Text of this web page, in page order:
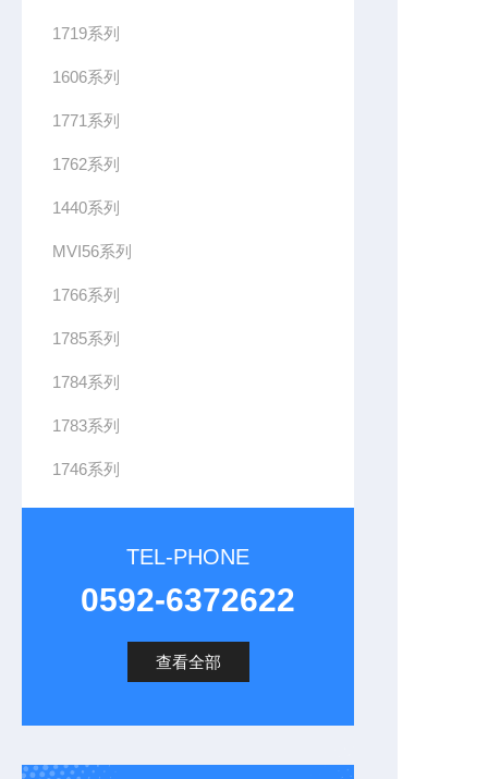
1719系列
1606系列
1771系列
1762系列
1440系列
MVI56系列
1766系列
1785系列
1784系列
1783系列
1746系列
TEL-PHONE
0592-6372622
查看全部